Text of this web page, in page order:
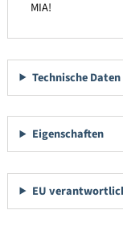
MIA!
Technische Daten
Eigenschaften
EU